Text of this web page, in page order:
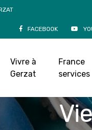
FACEBOOK
Vivre à
Gerzat
France
services